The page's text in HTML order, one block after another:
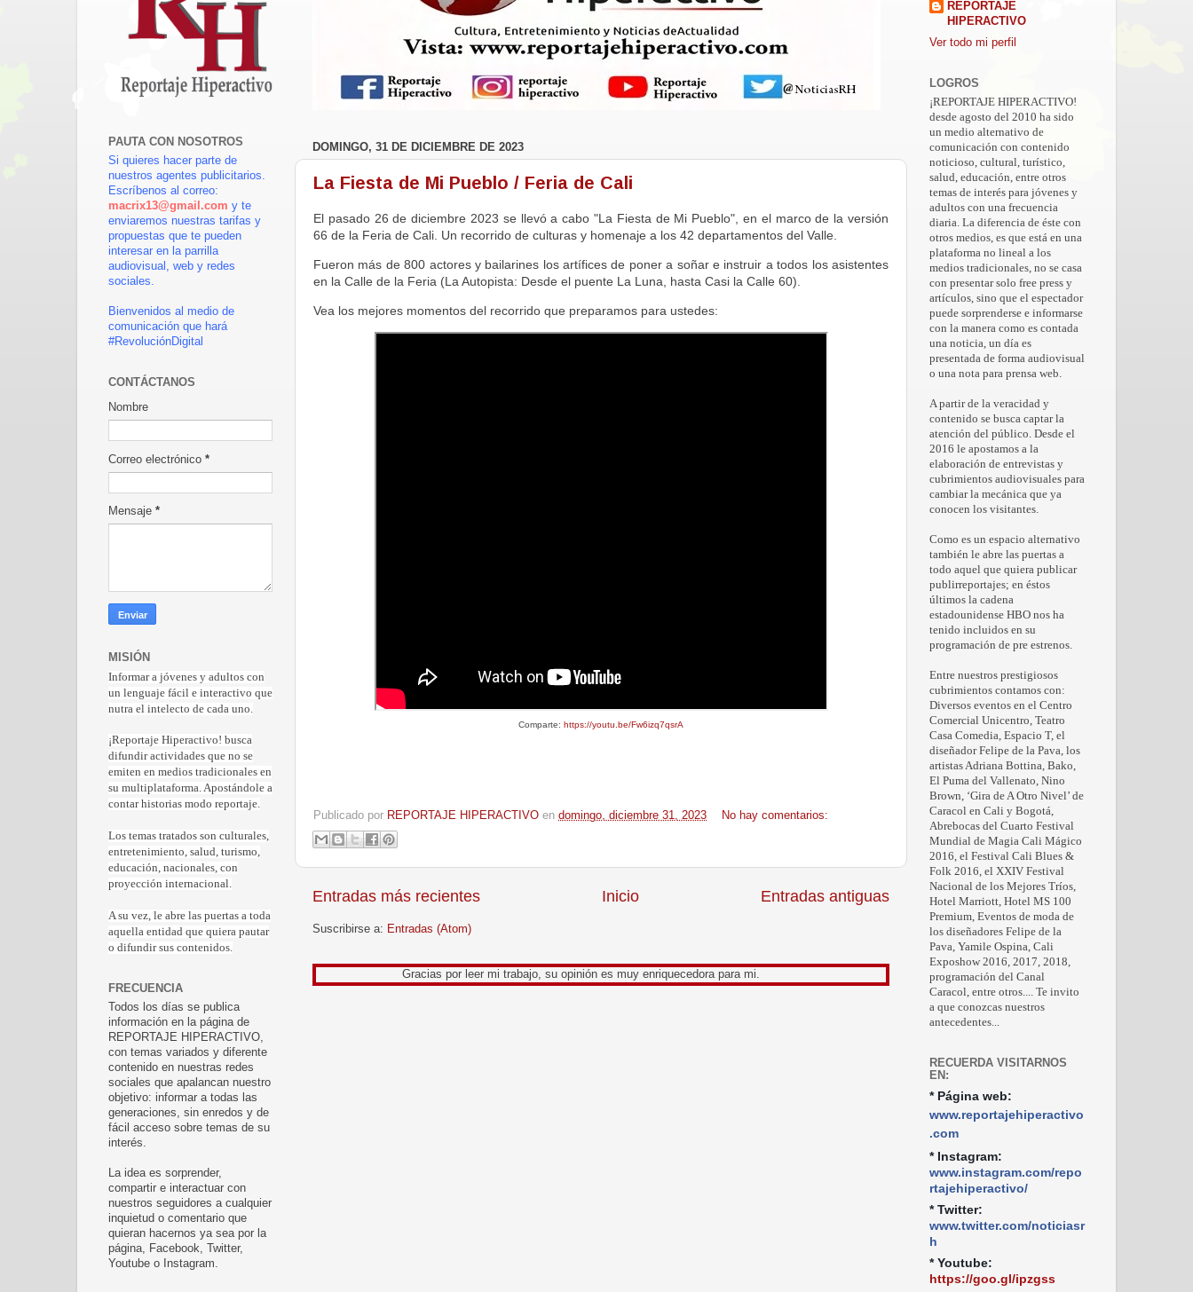
DOMINGO, 31 DE DICIEMBRE DE 2023
La Fiesta de Mi Pueblo / Feria de Cali
El pasado 26 de diciembre 2023 se llevó a cabo "La Fiesta de Mi Pueblo", en el marco de la versión
66 de la Feria de Cali. Un recorrido de culturas y homenaje a los 42 departamentos del Valle.
Fueron más de 800 actores y bailarines los artífices de poner a soñar e instruir a todos los asistentes
en la Calle de la Feria (La Autopista: Desde el puente La Luna, hasta Casi la Calle 60).
Vea los mejores momentos del recorrido que preparamos para ustedes:
Comparte: https://youtu.be/Fw6izq7qsrA
Publicado por REPORTAJE HIPERACTIVO en domingo, diciembre 31, 2023 No hay comentarios:
Entradas más recientes Entradas antiguas
Inicio
Suscribirse a: Entradas (Atom)
Gracias por leer mi trabajo, su opinión es muy enriquecedora para mi.
PAUTA CON NOSOTROS
Si quieres hacer parte de
nuestros agentes publicitarios.
Escríbenos al correo:
macrix13@gmail.com y te
enviaremos nuestras tarifas y
propuestas que te pueden
interesar en la parrilla
audiovisual, web y redes
sociales.
Bienvenidos al medio de
comunicación que hará
#RevoluciónDigital
CONTÁCTANOS
Nombre
Correo electrónico *
Mensaje *
MISIÓN
Informar a jóvenes y adultos con
un lenguaje fácil e interactivo que
nutra el intelecto de cada uno.
¡Reportaje Hiperactivo! busca
difundir actividades que no se
emiten en medios tradicionales en
su multiplataforma. Apostándole a
contar historias modo reportaje.
Los temas tratados son culturales,
entretenimiento, salud, turismo,
educación, nacionales, con
proyección internacional.
A su vez, le abre las puertas a toda
aquella entidad que quiera pautar
o difundir sus contenidos.
FRECUENCIA
Todos los días se publica
información en la página de
REPORTAJE HIPERACTIVO,
con temas variados y diferente
contenido en nuestras redes
sociales que apalancan nuestro
objetivo: informar a todas las
generaciones, sin enredos y de
fácil acceso sobre temas de su
interés.
La idea es sorprender,
compartir e interactuar con
nuestros seguidores a cualquier
inquietud o comentario que
quieran hacernos ya sea por la
página, Facebook, Twitter,
Youtube o Instagram.
REPORTAJE
HIPERACTIVO
Ver todo mi perfil
LOGROS
¡REPORTAJE HIPERACTIVO!
desde agosto del 2010 ha sido
un medio alternativo de
comunicación con contenido
noticioso, cultural, turístico,
salud, educación, entre otros
temas de interés para jóvenes y
adultos con una frecuencia
diaria. La diferencia de éste con
otros medios, es que está en una
plataforma no lineal a los
medios tradicionales, no se casa
con presentar solo free press y
artículos, sino que el espectador
puede sorprenderse e informarse
con la manera como es contada
una noticia, un día es
presentada de forma audiovisual
o una nota para prensa web.
A partir de la veracidad y
contenido se busca captar la
atención del público. Desde el
2016 le apostamos a la
elaboración de entrevistas y
cubrimientos audiovisuales para
cambiar la mecánica que ya
conocen los visitantes.
Como es un espacio alternativo
también le abre las puertas a
todo aquel que quiera publicar
publirreportajes; en éstos
últimos la cadena
estadounidense HBO nos ha
tenido incluidos en su
programación de pre estrenos.
Entre nuestros prestigiosos
cubrimientos contamos con:
Diversos eventos en el Centro
Comercial Unicentro, Teatro
Casa Comedia, Espacio T, el
diseñador Felipe de la Pava, los
artistas Adriana Bottina, Bako,
El Puma del Vallenato, Nino
Brown, ‘Gira de A Otro Nivel’ de
Caracol en Cali y Bogotá,
Abrebocas del Cuarto Festival
Mundial de Magia Cali Mágico
2016, el Festival Cali Blues &
Folk 2016, el XXIV Festival
Nacional de los Mejores Tríos,
Hotel Marriott, Hotel MS 100
Premium, Eventos de moda de
los diseñadores Felipe de la
Pava, Yamile Ospina, Cali
Exposhow 2016, 2017, 2018,
programación del Canal
Caracol, entre otros.... Te invito
a que conozcas nuestros
antecedentes...
RECUERDA VISITARNOS
EN:
* Página web:
www.reportajehiperactivo
.com
* Instagram:
www.instagram.com/repo
rtajehiperactivo/
* Twitter:
www.twitter.com/noticiasr
h
* Youtube:
https://goo.gl/ipzgss